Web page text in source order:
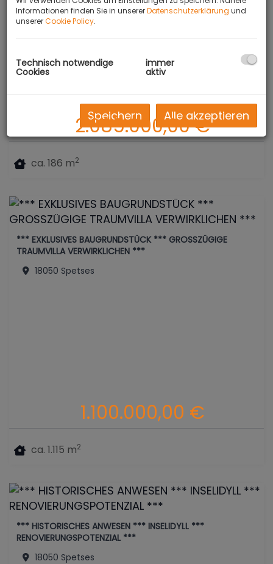
ca. 186 m2
2.085.000,00 €
*** EXKLUSIVES BAUGRUNDSTÜCK *** GROSSZÜGIGE
TRAUMVILLA VERWIRKLICHEN ***
18050 Spetses
ca. 1.115 m2
1.100.000,00 €
*** HISTORISCHES ANWESEN *** INSELIDYLL ***
RENOVIERUNGSPOTENZIAL ***
18050 Spetses
Informationen finden Sie in unsererDatenschutzerklärung und
unsererCookie Policy.
Technisch notwendige
Cookies
immer
aktiv
Speichern Alle akzeptieren